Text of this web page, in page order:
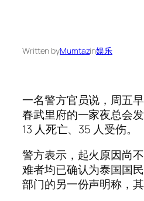
Written byMumtazin娱乐
一名警方官员说，周五
春武里府的一家夜总会
13 人死亡、35 人受伤。
警方表示，起火原因尚
难者均已确认为泰国国
部门的另一份声明称，其